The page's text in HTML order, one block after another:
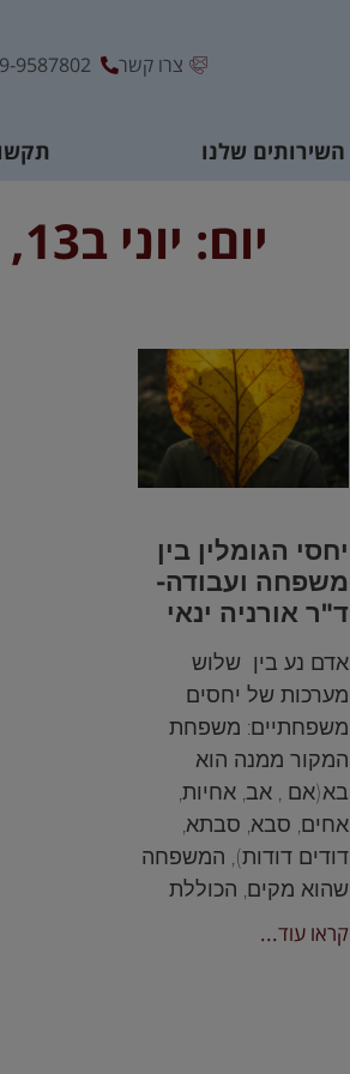
צרו קשר 9587802
השירותים שלנו
יום: יוני ב13, 2021
יחסי הגומלין בין
משפחה ועבודה-
ד"ר אורניה ינאי
אדם נע בין שלוש
מערכות של יחסים
משפחתיים: משפחת
המקור ממנה הוא
בא(אם , אב, אחיות,
אחים, סבא, סבתא,
דודים דודות), המשפחה
שהוא מקים, הכוללת
קראו עוד...